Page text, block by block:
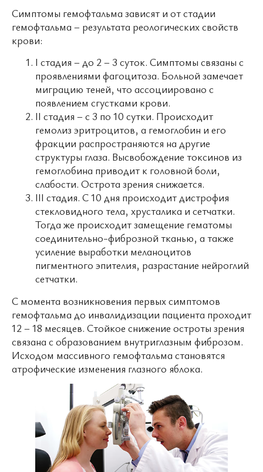
Симптомы гемофтальма зависят и от стадии
гемофтальма – результата реологических свойств
крови:
I стадия – до 2 – 3 суток. Симптомы связаны с
проявлениями фагоцитоза. Больной замечает
миграцию теней, что ассоциировано с
появлением сгустками крови.
II стадия – с 3 по 10 сутки. Происходит
гемолиз эритроцитов, а гемоглобин и его
фракции распространяются на другие
структуры глаза. Высвобождение токсинов из
гемоглобина приводит к головной боли,
слабости. Острота зрения снижается.
III стадия. С 10 дня происходит дистрофия
стекловидного тела, хрусталика и сетчатки.
Тогда же происходит замещение гематомы
соединительно-фиброзной тканью, а также
усиление выработки меланоцитов
пигментного эпителия, разрастание нейроглий
сетчатки.
С момента возникновения первых симптомов
гемофтальма до инвалидизации пациента проходит
12 – 18 месяцев. Стойкое снижение остроты зрения
связана с образованием внутриглазным фиброзом.
Исходом массивного гемофтальма становятся
атрофические изменения глазного яблока.